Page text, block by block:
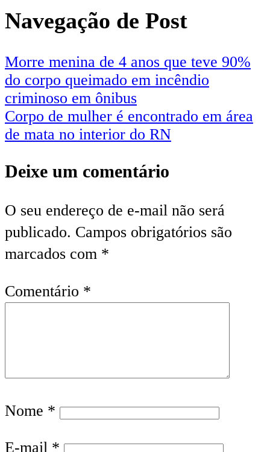
Navegação de Post
Morre menina de 4 anos que teve 90%
do corpo queimado em incêndio
criminoso em ônibus
Corpo de mulher é encontrado em área
de mata no interior do RN
Deixe um comentário
O seu endereço de e-mail não será
publicado. Campos obrigatórios são
marcados com *
Comentário *
Nome *
E-mail *